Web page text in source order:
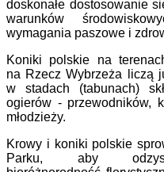
doskonałe dostosowanie
warunków
wymagania paszowe i
Koniki polskie na
na Rzecz Wybrzeża liczą
w stadach (tabunach)
ogierów - przewodników,
młodzieży.
Krowy i koniki polskie
Parku, aby